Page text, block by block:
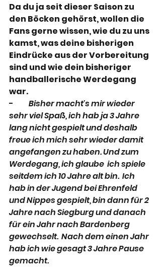
Da du ja seit dieser Saison zu
den Böcken gehörst, wollen die
Fans gerne wissen, wie du zu uns
kamst, was deine bisherigen
Eindrücke aus der Vorbereitung
sind und wie dein bisheriger
handballerische Werdegang
war.
- Bisher macht's mir wieder
sehr viel Spaß, ich hab ja 3 Jahre
lang nicht gespielt und deshalb
freue ich mich sehr wieder damit
angefangen zu haben. Und zum
Werdegang, ich glaube  ich spiele
seitdem ich 10 Jahre alt bin.  Ich
hab in der Jugend bei Ehrenfeld
und Nippes gespielt, bin dann für 2
Jahre nach Siegburg und danach
für ein Jahr nach Bardenberg
gewechselt.  Nach dem einen Jahr
hab ich wie gesagt 3 Jahre Pause
gemacht.